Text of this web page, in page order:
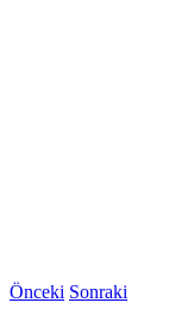
Önceki Sonraki